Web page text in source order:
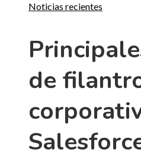
Noticias recientes
de